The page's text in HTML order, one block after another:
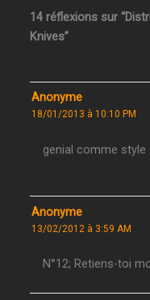
14 réflexions sur
Knives”
Anonyme
18/01/2013 à 10:10 PM
genial comme style
Anonyme
13/02/2012 à 3:59 AM
N°12; Retiens-toi